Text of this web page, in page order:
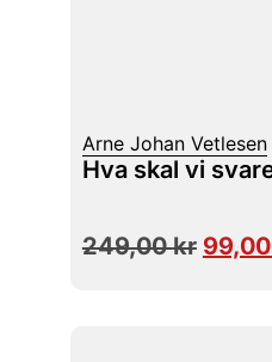
Arne Johan Vetlesen
Hva skal vi
249,00kr 99,00